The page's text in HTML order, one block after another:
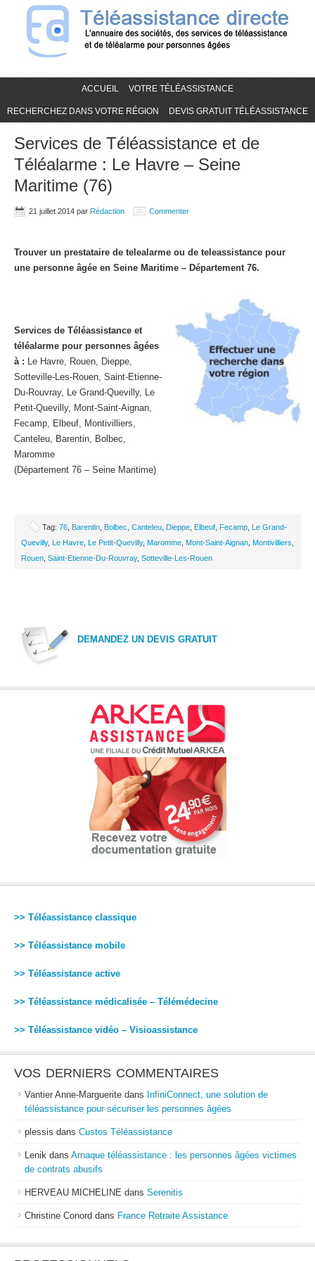
ACCUEIL VOTRE TÉLÉASSISTANCE
RECHERCHEZ DANS VOTRE RÉGION DEVIS GRATUIT TÉLÉASSISTANCE
Services de Téléassistance et de
Téléalarme : Le Havre – Seine
Maritime (76)
21 juillet 2014 par Rédaction Commenter
Trouver un prestataire de telealarme ou de teleassistance pour
une personne âgée en Seine Maritime – Département 76.
Services de Téléassistance et
téléalarme pour personnes âgées
à : Le Havre, Rouen, Dieppe,
Sotteville-Les-Rouen, Saint-Etienne-
Du-Rouvray, Le Grand-Quevilly, Le
Petit-Quevilly, Mont-Saint-Aignan,
Fecamp, Elbeuf, Montivilliers,
Canteleu, Barentin, Bolbec,
Maromme
(Département 76 – Seine Maritime)
Tag: 76 Barentin Bolbec Canteleu Dieppe Elbeuf Fecamp Le Grand-
Quevilly, Le Havre Le Petit-Quevilly, Maromme Mont-Saint-Aignan Montivilliers
Rouen Saint-Etienne-Du-Rouvray, Sotteville-Les-Rouen
DEMANDEZ UN DEVIS GRATUIT
>> Téléassistance classique
>> Téléassistance mobile
>> Téléassistance active
>> Téléassistance médicalisée – Télémédecine
>> Téléassistance vidéo – Visioassistance
VOS DERNIERS COMMENTAIRES
Vantier Anne-Marguerite dans InfiniConnect, une solution de
téléassistance pour sécuriser les personnes âgées
plessis dans Custos Téléassistance
Lenik dans Arnaque téléassistance : les personnes âgées victimes
de contrats abusifs
HERVEAU MICHELINE dans Serenitis
Christine Conord dans France Retraite Assistance